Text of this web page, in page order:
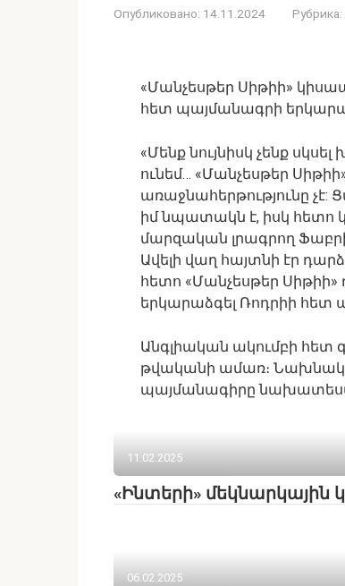
Опубликовано: 14.11.2024 Рубрика:
«Մանչեսթեր Սիթիի»
հետ պայմանագրի
«Մենք նույնիսկ չենք
ունեմ… «Մանչեսթեր
առաջնահերթությունը չէ:
իմ նպատակն է, իսկ հետո
մարզական լրագրող
Ավելի վաղ հայտնի էր
հետո «Մանչեսթեր
երկարաձգել Ռոդրիի հետ
Անգլիական ակումբի հետ
թվականի ամառ։
պայմանագիրը
11.02.2025
«Ինտերի» մեկնարկային
06.02.2025